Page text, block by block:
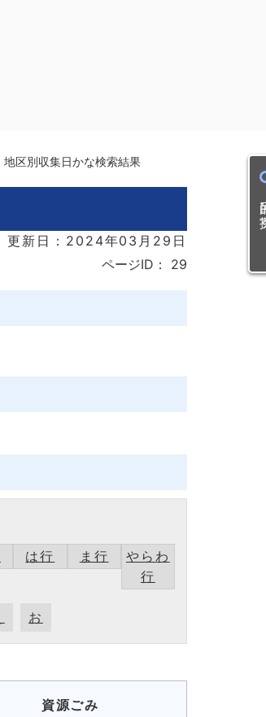
目
地区別収集日かな検索結果
更新日：2024年03月29日
ページID：
29
は行 ま行
やらわ
行
お
資源ごみ